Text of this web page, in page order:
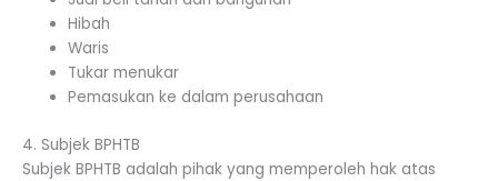
Hibah
Waris
Tukar menukar
Pemasukan ke dalam perusahaan
4. Subjek BPHTB
Subjek BPHTB adalah pihak yang memperoleh hak atas